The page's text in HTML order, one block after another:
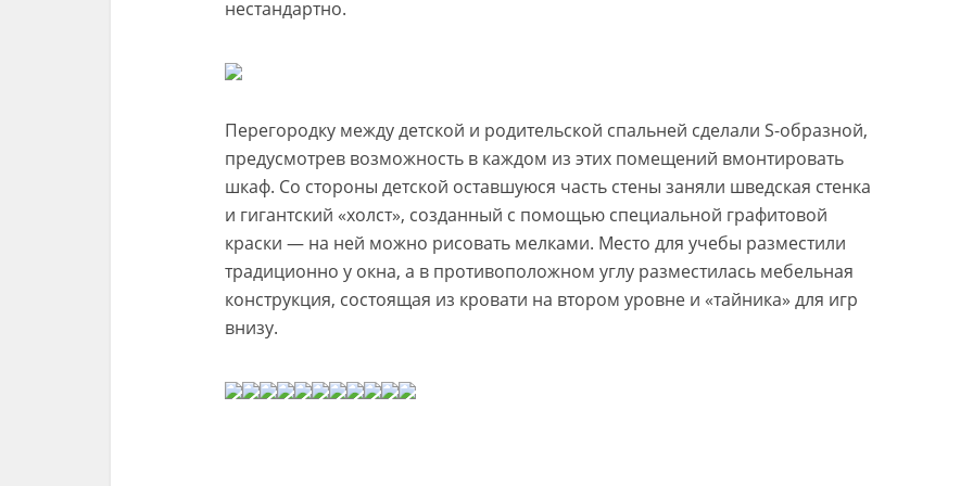
нестандартно.
Перегородку между детской и родительской спальней сделали S-образной,
предусмотрев возможность в каждом из этих помещений вмонтировать
шкаф. Со стороны детской оставшуюся часть стены заняли шведская стенка
и гигантский «холст», созданный с помощью специальной графитовой
краски — на ней можно рисовать мелками. Место для учебы разместили
традиционно у окна, а в противоположном углу разместилась мебельная
конструкция, состоящая из кровати на втором уровне и «тайника» для игр
внизу.